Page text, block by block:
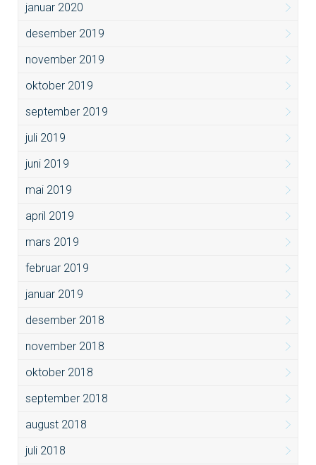
januar 2020
desember 2019
november 2019
oktober 2019
september 2019
juli 2019
juni 2019
mai 2019
april 2019
mars 2019
februar 2019
januar 2019
desember 2018
november 2018
oktober 2018
september 2018
august 2018
juli 2018